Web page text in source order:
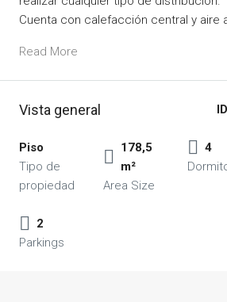
Cuenta con calefacción central y aire
Read More
Vista general
Piso
Tipo de
propiedad
178,5
m²
Area Size
4
2
Parkings